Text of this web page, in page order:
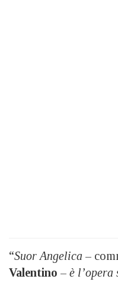
“Suor Angelica –
Valentino – è